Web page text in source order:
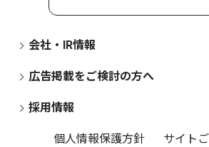
会社・IR情報
広告掲載をご検討の方へ
採用情報
個人情報保護方針
サイト